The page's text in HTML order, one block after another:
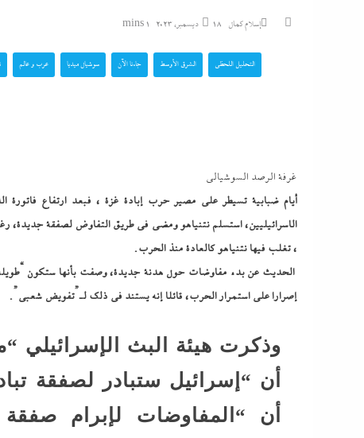
الجيش السوداني
نهاية يوليو على مسرح عائم...
محاميات مشهورات
لـ”إندكس” سر...
إسلام كمال 18 ديسمبر، 2023 1 mins
التحليل اللحظي الشرق الأوسط جاءنا الآن سوشيال ميديا عرب و عالم
غرفة الرصد السوشيالى
أيام ضبابية تسيطر على مصير حرب إبادة غزة ، فبعد ارتفاع فاتورة
الاسرائيليين، استسلم نتنياهو ومضى في طريق التفاوض لصفقة جديدة،
، تغلب فيها نتنياهو كالعادة منذ الحرب.
الحديث عن بدء مفاوضات حول هدنة جديدة، وصفت بأنها ستكون “طويلة
إصرارا على استمرار الحرب، قائلا إنه يستند في ذلك لـ”تفويض شعبي”.
وذكرت هيئة البث
أن “إسرائيل ستبادر لصفقة
أن “المفاوضات لإبرام